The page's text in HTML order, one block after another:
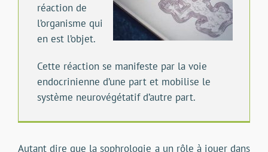
réaction de
l’organisme qui
en est l’objet.
Cette réaction se manifeste par la voie
endocrinienne d’une part et mobilise le
système neurovégétatif d’autre part.
Autant dire que la sophrologie a un rôle à jouer dans